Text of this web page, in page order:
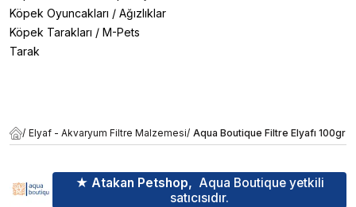
Köpek Oyuncakları / Ağızlıklar
Köpek Tarakları / M-Pets
Tarak
/ Elyaf - Akvaryum Filtre Malzemesi/ Aqua Boutique Filtre Elyafı 100gr
★ Atakan Petshop, Aqua Boutique yetkili
satıcısıdır.